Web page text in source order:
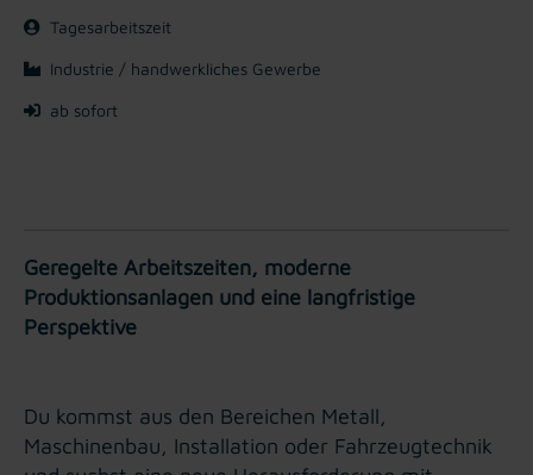
Tagesarbeitszeit
Industrie / handwerkliches Gewerbe
ab sofort
Geregelte Arbeitszeiten, moderne
Produktionsanlagen und eine langfristige
Perspektive
Du kommst aus den Bereichen Metall,
Maschinenbau, Installation oder Fahrzeugtechnik